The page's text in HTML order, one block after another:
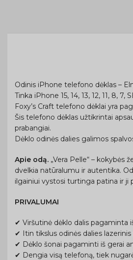
Odinis iPhone telefono dėklas –
Tinka iPhone 15, 14, 13, 12, 11, 8, 7,
Foxy’s Craft telefono dėklai yra
Šis telefono dėklas užtikrintai
prabangiai.
Dėklo odinės dalies galimos
Apie odą. „Vera Pelle“ –
dvelkia natūralumu ir autentika.
ilgainiui vystosi turtinga patina ir ji
PRIVALUMAI
✔ Viršutinė dėklo dalis pagaminta
✔ Itin tikslus odinės dalies
✔ Dėklo šonai pagaminti iš gerai
✔ Dengia visą telefoną, tiek